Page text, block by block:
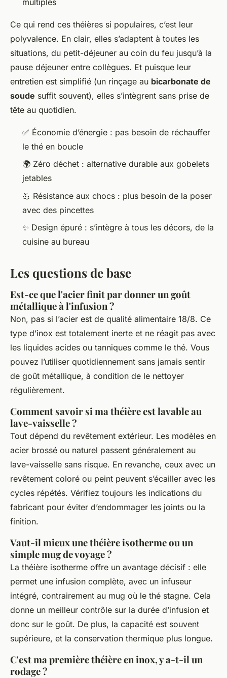
Ce qui rend ces théières si populaires, c’est leur
polyvalence. En clair, elles s’adaptent à toutes les
situations, du petit-déjeuner au coin du feu jusqu’à la
pause déjeuner entre collègues. Et puisque leur
entretien est simplifié (un rinçage au bicarbonate de
soude suffit souvent), elles s’intègrent sans prise de
tête au quotidien.
✅ Économie d’énergie : pas besoin de réchauffer
le thé en boucle
🌍 Zéro déchet : alternative durable aux gobelets
jetables
💪 Résistance aux chocs : plus besoin de la poser
avec des pincettes
✨ Design épuré : s’intègre à tous les décors, de la
cuisine au bureau
Les questions de base
Est-ce que l'acier finit par donner un goût
métallique à l'infusion ?
Non, pas si l’acier est de qualité alimentaire 18/8. Ce
type d’inox est totalement inerte et ne réagit pas avec
les liquides acides ou tanniques comme le thé. Vous
pouvez l’utiliser quotidiennement sans jamais sentir
de goût métallique, à condition de le nettoyer
régulièrement.
Comment savoir si ma théière est lavable au
lave-vaisselle ?
Tout dépend du revêtement extérieur. Les modèles en
acier brossé ou naturel passent généralement au
lave-vaisselle sans risque. En revanche, ceux avec un
revêtement coloré ou peint peuvent s’écailler avec les
cycles répétés. Vérifiez toujours les indications du
fabricant pour éviter d’endommager les joints ou la
finition.
Vaut-il mieux une théière isotherme ou un
simple mug de voyage ?
La théière isotherme offre un avantage décisif : elle
permet une infusion complète, avec un infuseur
intégré, contrairement au mug où le thé stagne. Cela
donne un meilleur contrôle sur la durée d’infusion et
donc sur le goût. De plus, la capacité est souvent
supérieure, et la conservation thermique plus longue.
C'est ma première théière en inox, y a-t-il un
rodage ?